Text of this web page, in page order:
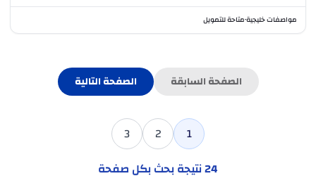
مواصفات خليجية•متاحة للتمويل
الصفحة السابقة الصفحة التالية
1
2
3
24نتيجة بحث بكل صفحة